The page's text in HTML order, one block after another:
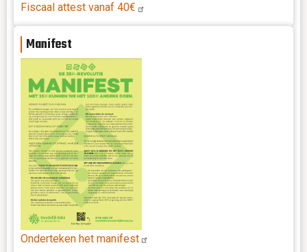
Fiscaal attest vanaf 40€
Manifest
Onderteken het manifest